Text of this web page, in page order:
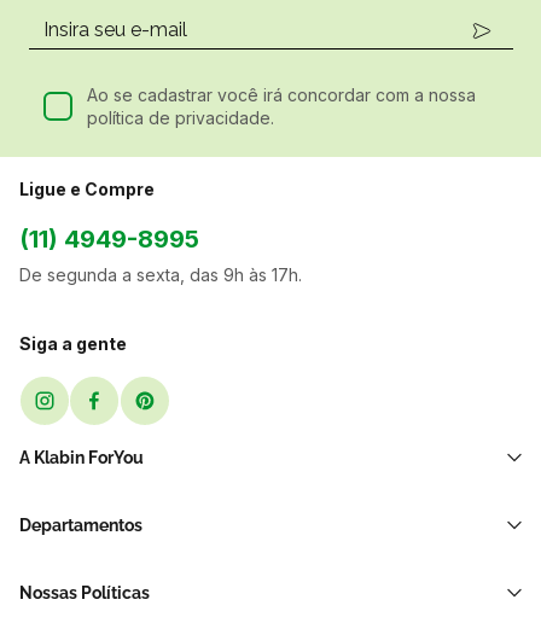
Ao se cadastrar você irá concordar com a nossa
política de privacidade.
Ligue e Compre
(11) 4949-8995
De segunda a sexta, das 9h às 17h.
Siga a gente
A Klabin ForYou
Black Friday
Blog
Departamentos
Sacos e Sacolas
Nossas Políticas